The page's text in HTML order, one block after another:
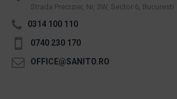
Strada Preciziei, Nr, 3W, Sector 6, Bucuresti
0314 100 110
0740 230 170
OFFICE@SANITO.RO